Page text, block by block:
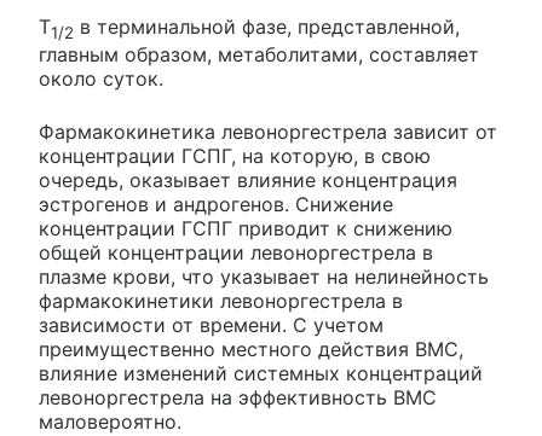
Т1/2 в терминальной фазе, представленной,
главным образом, метаболитами, составляет
около суток.
Фармакокинетика левоноргестрела зависит от
концентрации ГСПГ, на которую, в свою
очередь, оказывает влияние концентрация
эстрогенов и андрогенов. Снижение
концентрации ГСПГ приводит к снижению
общей концентрации левоноргестрела в
плазме крови, что указывает на нелинейность
фармакокинетики левоноргестрела в
зависимости от времени. С учетом
преимущественно местного действия ВМС,
влияние изменений системных концентраций
левоноргестрела на эффективность ВМС
маловероятно.